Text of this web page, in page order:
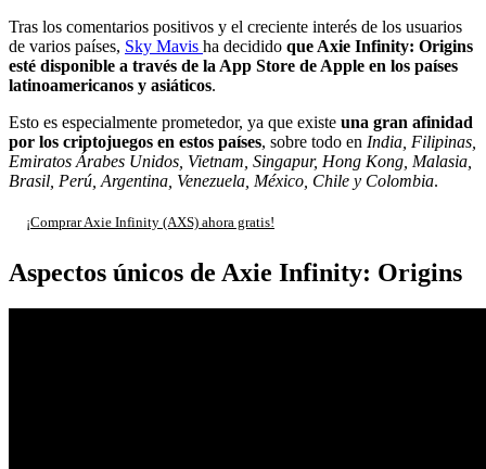
Tras los comentarios positivos y el creciente interés de los usuarios
de varios países, Sky Mavis ha decidido que Axie Infinity: Origins
esté disponible a través de la App Store de Apple en los países
latinoamericanos y asiáticos.
Esto es especialmente prometedor, ya que existe una gran afinidad
por los criptojuegos en estos países, sobre todo en India, Filipinas,
Emiratos Árabes Unidos, Vietnam, Singapur, Hong Kong, Malasia,
Brasil, Perú, Argentina, Venezuela, México, Chile y Colombia.
¡Comprar Axie Infinity (AXS) ahora gratis!
Aspectos únicos de Axie Infinity: Origins